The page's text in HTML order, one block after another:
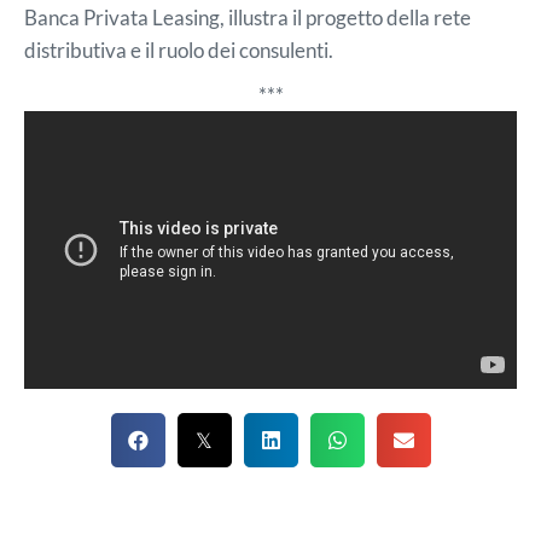
Banca Privata Leasing, illustra il progetto della rete
distributiva e il ruolo dei consulenti.
***